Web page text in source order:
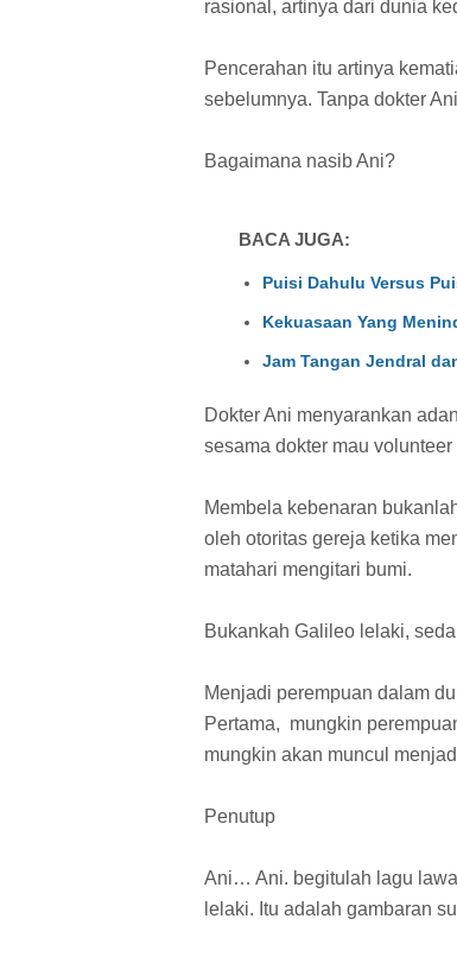
rasional, artinya dari dunia
Pencerahan itu artinya
sebelumnya. Tanpa dokter
Bagaimana nasib Ani?
BACA JUGA:
Puisi Dahulu Versus
Kekuasaan Yang
Jam Tangan Jendral
Dokter Ani menyarankan
sesama dokter mau
Membela kebenaran
oleh otoritas gereja ketika
matahari mengitari bumi.
Bukankah Galileo lelaki,
Menjadi perempuan dalam
Pertama, mungkin
mungkin akan muncul
Penutup
Ani… Ani. begitulah lagu
lelaki. Itu adalah gambaran